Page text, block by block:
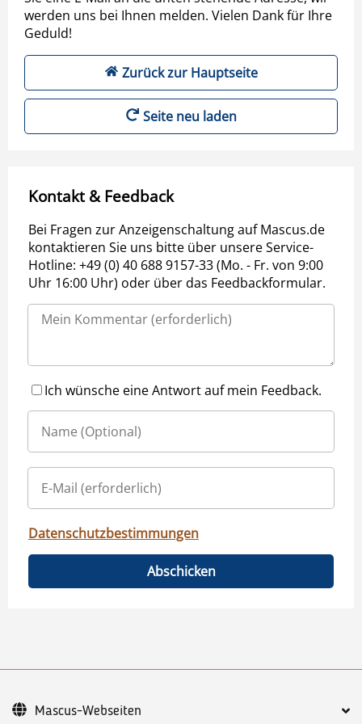
werden uns bei Ihnen melden. Vielen Dank für Ihre
Geduld!
Zurück zur Hauptseite
Seite neu laden
Kontakt & Feedback
Bei Fragen zur Anzeigenschaltung auf Mascus.de
kontaktieren Sie uns bitte über unsere Service-
Hotline: +49 (0) 40 688 9157-33 (Mo. - Fr. von 9:00
Uhr 16:00 Uhr) oder über das Feedbackformular.
Ich wünsche eine Antwort auf mein Feedback.
Datenschutzbestimmungen
Abschicken
Mascus-Webseiten